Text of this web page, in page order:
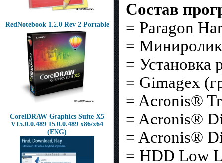
RedNotebook 1.2.0 Rev 2 Portable
CorelDRAW Graphics Suite X5
V15.0.0.489 15.0.0.489 x86/x64
(ENG)
Состав
= Paragon
=
= Установка
= Gimagex
= Acronis®
= Acronis®
= Acronis®
= HDD Low